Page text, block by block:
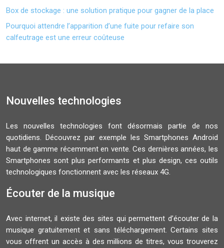
Box de stockage : une solution pratique pour gagner de la place
Pourquoi attendre l’apparition d’une fuite pour refaire son
calfeutrage est une erreur coûteuse
Nouvelles technologies
Les nouvelles technologies font désormais partie de nos
quotidiens. Découvrez par exemple les Smartphones Android
haut de gamme récemment en vente. Ces dernières années, les
Smartphones sont plus performants et plus design, ces outils
technologiques fonctionnent avec les réseaux 4G.
Écouter de la musique
Avec internet, il existe des sites qui permettent d’écouter de la
musique gratuitement et sans téléchargement. Certains sites
vous offrent un accès à des millions de titres, vous trouverez